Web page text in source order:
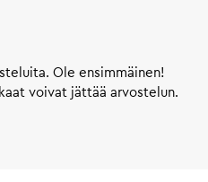
Ole ensimmäinen!
voivat jättää arvostelun.